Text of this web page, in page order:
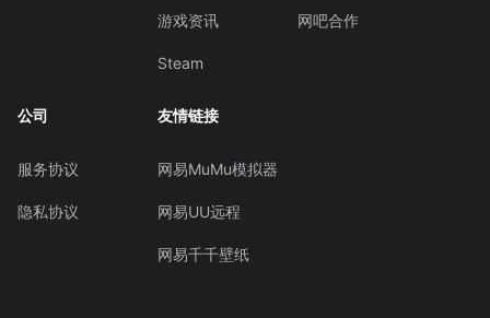
游戏资讯
Steam
网吧合作
公司
服务协议
隐私协议
友情链接
网易MuMu模拟器
网易UU远程
网易千千壁纸